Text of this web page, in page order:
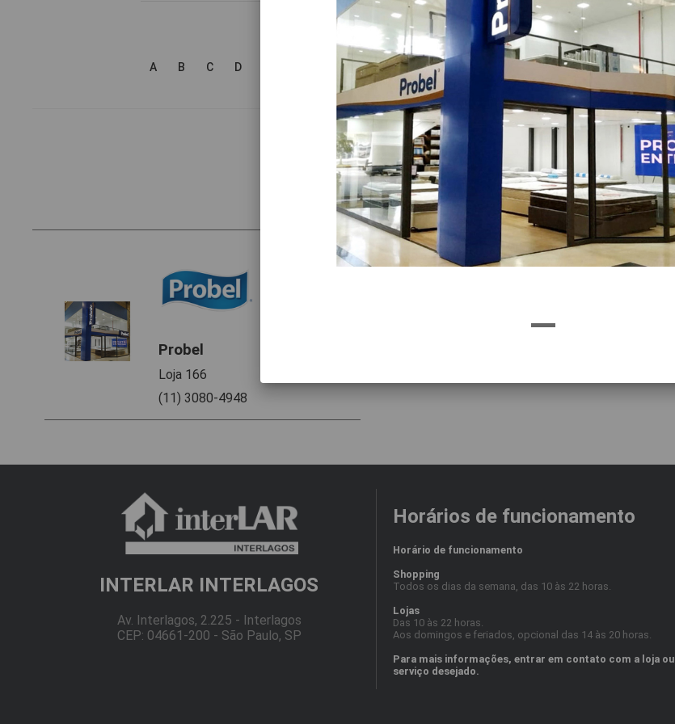
Ou encontre a loja pela letra inicial
A B C D I J K L O P Q R S
VEJA O QUE ENCONTRAMOS
1
LOJAS
0
VITRINE
Probel
Loja 166
(11) 3080-4948
INTERLAR INTERLAGOS
Av. Interlagos, 2.225 - Interlagos
CEP: 04661-200 - São Paulo, SP
Horários de funcionamento
Horário de funcionamento
Shopping
Todos os dias da semana, das 10 às 22 horas.
Lojas
Das 10 às 22 horas.
Aos domingos e feriados, opcional das 14 às 20 horas.
Para mais informações, entrar em contato com a loja ou
serviço desejado.